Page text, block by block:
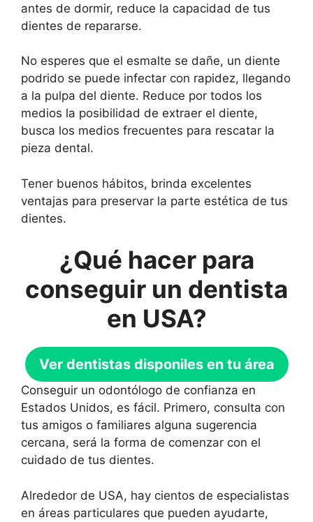
antes de dormir, reduce la capacidad de tus
dientes de repararse.
No esperes que el esmalte se dañe, un diente
podrido se puede infectar con rapidez, llegando
a la pulpa del diente. Reduce por todos los
medios la posibilidad de extraer el diente,
busca los medios frecuentes para rescatar la
pieza dental.
Tener buenos hábitos, brinda excelentes
ventajas para preservar la parte estética de tus
dientes.
¿Qué hacer para
conseguir un dentista
en USA?
Ver dentistas disponiles en tu área
Conseguir un odontólogo de confianza en
Estados Unidos, es fácil. Primero, consulta con
tus amigos o familiares alguna sugerencia
cercana, será la forma de comenzar con el
cuidado de tus dientes.
Alrededor de USA, hay cientos de especialistas
en áreas particulares que pueden ayudarte,